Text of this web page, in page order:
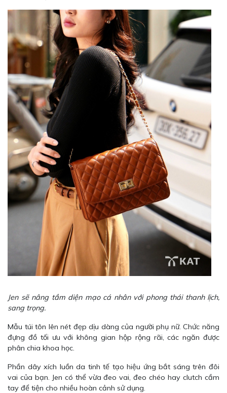
Jen sẽ nâng tầm diện mạo cá nhân với phong thái thanh lịch,
sang trọng.
Mẫu túi tôn lên nét đẹp dịu dàng của người phụ nữ. Chức năng
đựng đồ tối ưu với không gian hộp rộng rãi, các ngăn được
phân chia khoa học.
Phần dây xích luồn da tinh tế tạo hiệu ứng bắt sáng trên đôi
vai của bạn. Jen có thể vừa đeo vai, đeo chéo hay clutch cầm
tay để tiện cho nhiều hoàn cảnh sử dụng.